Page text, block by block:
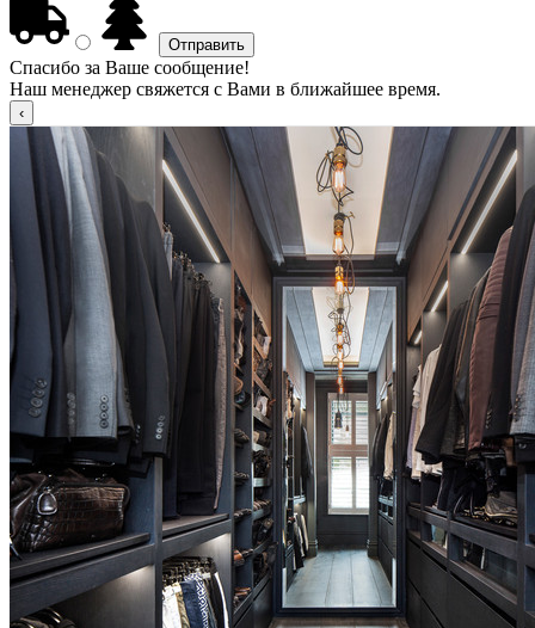
Спасибо за Ваше сообщение!
Наш менеджер свяжется с Вами в ближайшее время.